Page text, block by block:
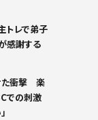
トレで弟子
感謝する
た衝撃 楽
での刺激